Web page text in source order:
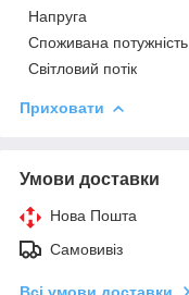
Напруга
Споживана потужність
Світловий потік
Приховати
Умови доставки
Нова Пошта
Самовивіз
Всі умови доставки